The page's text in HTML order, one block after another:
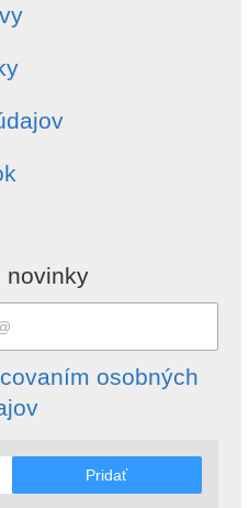
novinky
osobných
Pridať